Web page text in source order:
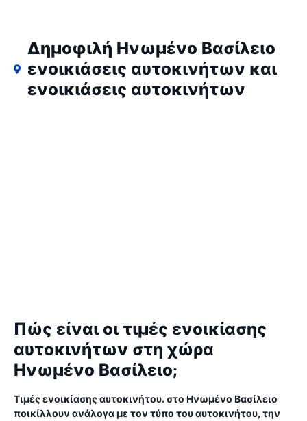
Δημοφιλή Ηνωμένο Βασίλειο
ενοικιάσεις αυτοκινήτων και
ενοικιάσεις αυτοκινήτων
Πώς είναι οι τιμές ενοικίασης
αυτοκινήτων στη χώρα
Ηνωμένο Βασίλειο;
Τιμές ενοικίασης αυτοκινήτου. στο Ηνωμένο Βασίλειο
ποικίλλουν ανάλογα με τον τύπο του αυτοκινήτου, την